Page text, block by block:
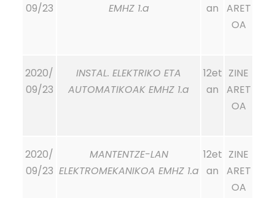
09/23
EMHZ 1.a
an
ARET
OA
2020/
09/23
INSTAL. ELEKTRIKO ETA
AUTOMATIKOAK EMHZ 1.a
12et
an
ZINE
ARET
OA
2020/
09/23
MANTENTZE-LAN
ELEKTROMEKANIKOA EMHZ 1.a
12et
an
ZINE
ARET
OA